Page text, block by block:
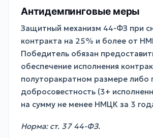
Антидемпинговые меры
Защитный механизм 44-ФЗ при
контракта на 25% и более от
Победитель обязан
обеспечение исполнения
полуторакратном размере либо
добросовестность (3+
на сумму не менее НМЦК за 3
Норма: ст. 37 44-ФЗ.